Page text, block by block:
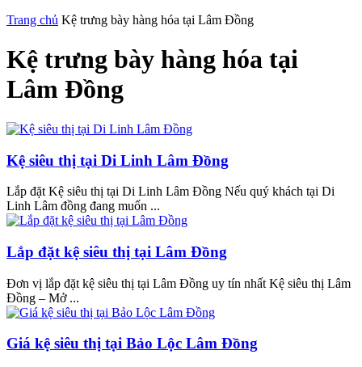
Trang chủ Kệ trưng bày hàng hóa tại Lâm Đồng
Kệ trưng bày hàng hóa tại
Lâm Đồng
Kệ siêu thị tại Di Linh Lâm Đồng
Lắp đặt Kệ siêu thị tại Di Linh Lâm Đồng Nếu quý khách tại Di
Linh Lâm đồng đang muốn ...
Lắp đặt kệ siêu thị tại Lâm Đồng
Đơn vị lắp đặt kệ siêu thị tại Lâm Đồng uy tín nhất Kệ siêu thị Lâm
Đồng – Mở ...
Giá kệ siêu thị tại Bảo Lộc Lâm Đồng